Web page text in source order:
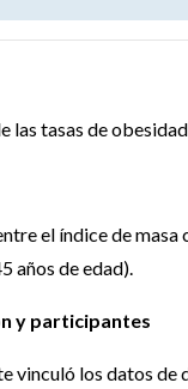
las tasas de
el índice de
años de edad).
y participantes
vinculó los datos